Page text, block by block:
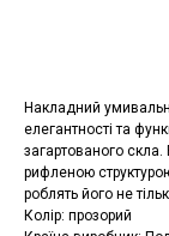
Накладний
елегантності та
загартованого
рифленою
роблять його не
Колір: прозорий